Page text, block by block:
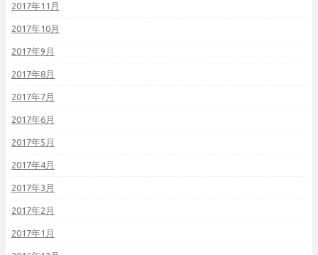
2017年11月
2017年10月
2017年9月
2017年8月
2017年7月
2017年6月
2017年5月
2017年4月
2017年3月
2017年2月
2017年1月